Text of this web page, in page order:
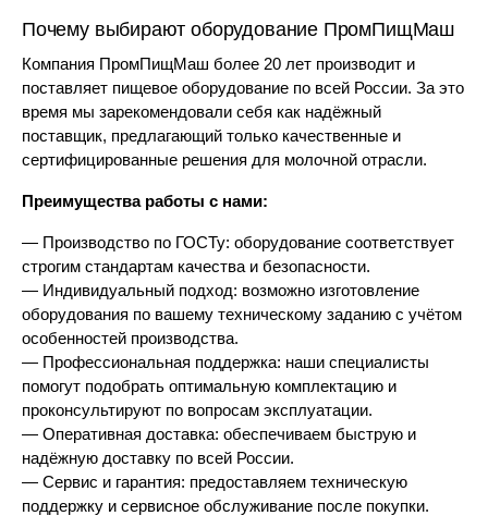
Почему выбирают оборудование ПромПищМаш
Компания ПромПищМаш более 20 лет производит и
поставляет пищевое оборудование по всей России. За это
время мы зарекомендовали себя как надёжный
поставщик, предлагающий только качественные и
сертифицированные решения для молочной отрасли.
Преимущества работы с нами:
— Производство по ГОСТу: оборудование соответствует
строгим стандартам качества и безопасности.
— Индивидуальный подход: возможно изготовление
оборудования по вашему техническому заданию с учётом
особенностей производства.
— Профессиональная поддержка: наши специалисты
помогут подобрать оптимальную комплектацию и
проконсультируют по вопросам эксплуатации.
— Оперативная доставка: обеспечиваем быструю и
надёжную доставку по всей России.
— Сервис и гарантия: предоставляем техническую
поддержку и сервисное обслуживание после покупки.